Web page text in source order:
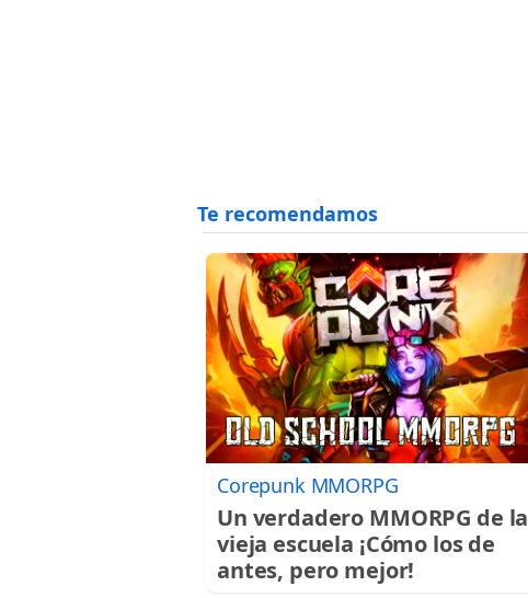
Corepunk MMORPG
Un verdadero MMORPG de la
vieja escuela ¡Cómo los de
antes, pero mejor!